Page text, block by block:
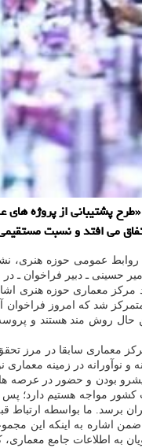
پشتیبانی از پروژه
می افتد و نسبت
حسینی ـ دبیر فراخوان ـ
مرکز معماری حوزه هنری
شد که امروز
روش مند هستند و
معماری سابقا در مرز
و نوآورانه در زمینه
بودن و حضور در عرصه
کشور مواجه هستیم دارد؛
برسد. ما بواسطه ارتباط
اشاره به اینکه این
به اطلاعات جامع